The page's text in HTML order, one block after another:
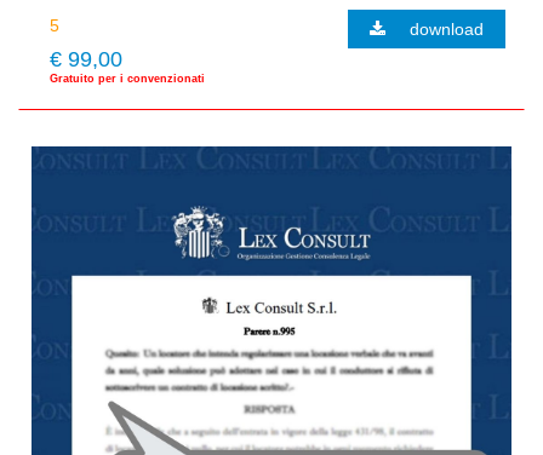
€ 99,00
Gratuito per i convenzionati
download